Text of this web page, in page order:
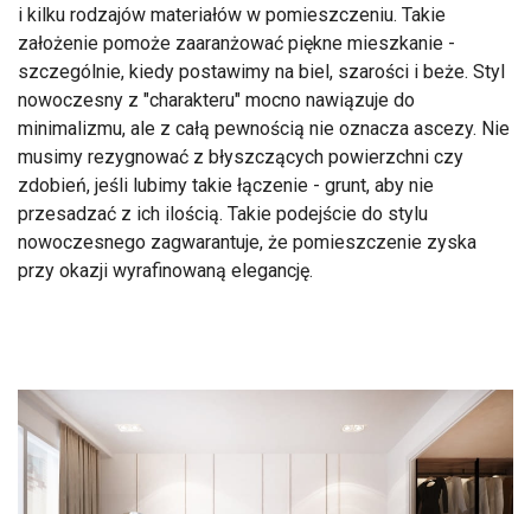
i kilku rodzajów materiałów w pomieszczeniu. Takie
założenie pomoże zaaranżować piękne mieszkanie -
szczególnie, kiedy postawimy na biel, szarości i beże. Styl
nowoczesny z "charakteru" mocno nawiązuje do
minimalizmu, ale z całą pewnością nie oznacza ascezy. Nie
musimy rezygnować z błyszczących powierzchni czy
zdobień, jeśli lubimy takie łączenie - grunt, aby nie
przesadzać z ich ilością. Takie podejście do stylu
nowoczesnego zagwarantuje, że pomieszczenie zyska
przy okazji wyrafinowaną elegancję.